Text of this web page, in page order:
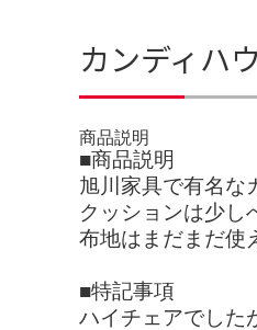
カンディハ
商品説明
■商品説明
旭川家具で有名な
クッションは少し
布地はまだまだ使
■特記事項
ハイチェアでした